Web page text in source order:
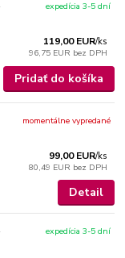
119,00 EUR/ks
96,75 EUR bez DPH
expedícia 3-5 dní
Pridať do košíka
99,00 EUR/ks
80,49 EUR bez DPH
momentálne vypredané
Detail
expedícia 3-5 dní